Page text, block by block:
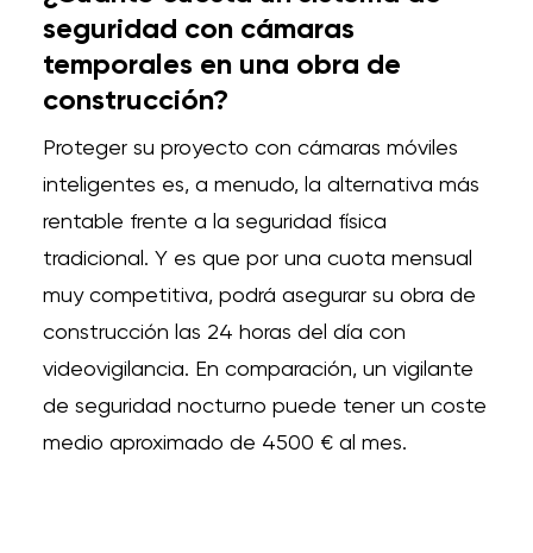
seguridad con cámaras
temporales en una obra de
construcción?
Proteger su proyecto con cámaras móviles
inteligentes es, a menudo, la alternativa más
rentable frente a la seguridad física
tradicional. Y es que por una cuota mensual
muy competitiva, podrá asegurar su obra de
construcción las 24 horas del día con
videovigilancia. En comparación, un vigilante
de seguridad nocturno puede tener un coste
medio aproximado de 4500 € al mes.